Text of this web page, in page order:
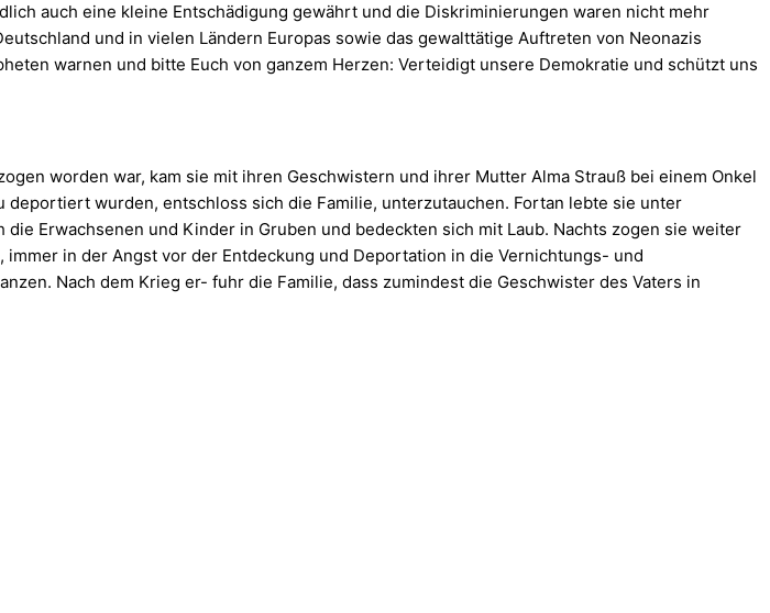
auch eine kleine Entschädigung gewährt und die Diskriminierungen waren nicht mehr
und in vielen Ländern Europas sowie das gewalttätige Auftreten von Neonazis
warnen und bitte Euch von ganzem Herzen: Verteidigt unsere Demokratie und schützt uns
worden war, kam sie mit ihren Geschwistern und ihrer Mutter Alma Strauß bei einem Onkel
wurden, entschloss sich die Familie, unterzutauchen. Fortan lebte sie unter
Erwachsenen und Kinder in Gruben und bedeckten sich mit Laub. Nachts zogen sie weiter
in der Angst vor der Entdeckung und Deportation in die Vernichtungs- und
Nach dem Krieg er- fuhr die Familie, dass zumindest die Geschwister des Vaters in